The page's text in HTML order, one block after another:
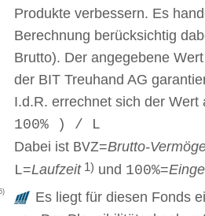
Produkte verbessern. Es
Berechnung berücksichtig
Brutto). Der angegebene
der BIT Treuhand AG
I.d.R. errechnet sich der
100% ) / L
Dabei ist BVZ=Brutto-
L=Laufzeit1) und 100%=
Es liegt für diesen Fonds